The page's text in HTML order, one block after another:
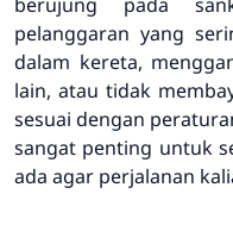
pelanggaran yang
dalam kereta,
lain, atau tidak
sesuai dengan
sangat penting untuk
ada agar perjalanan